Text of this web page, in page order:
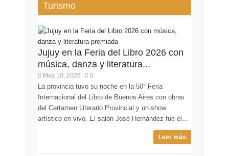
Turismo
Jujuy en la Feria del Libro 2026 con
música, danza y literatura...
May 10, 2026 0
La provincia tuvo su noche en la 50° Feria
Internacional del Libro de Buenos Aires con obras
del Certamen Literario Provincial y un show
artístico en vivo. El salón José Hernández fue el...
Leer más